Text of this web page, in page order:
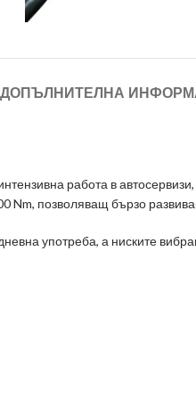
ДОПЪЛНИТЕЛНА
работа в
позволяващ бързо
употреба, а ниските